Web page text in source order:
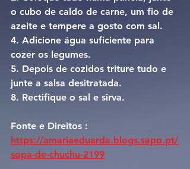
o cubo de caldo de carne, um fio de
azeite e tempere a gosto com sal.
4. Adicione água suficiente para
cozer os legumes.
5. Depois de cozidos triture tudo e
junte a salsa desitratada.
8. Rectifique o sal e sirva.
Fonte e Direitos :
https://amariaeduarda.blogs.sapo.pt/
sopa-de-chuchu-2199